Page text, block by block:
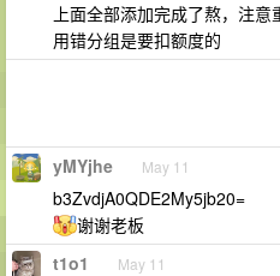
上面全部添加完成了熬，注意
用错分组是要扣额度的
yMYjhe May 11
b3ZvdjA0QDE2My5jb20=
谢谢老板
t1o1 May 11